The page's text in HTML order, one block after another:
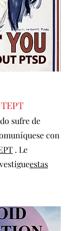
sufre de
con
. Le
estas